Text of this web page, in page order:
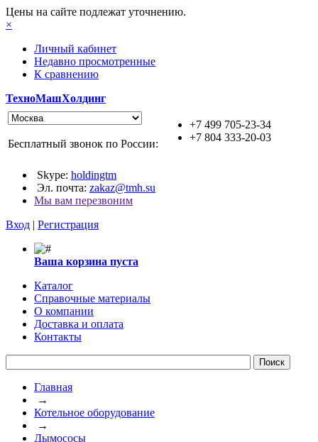
Цены на сайте подлежат уточнению.
×
Личный кабинет
Недавно просмотренные
К сравнению
ТехноМашХолдинг
+7 499 705-23-34
+7 804 333-20-03
Бесплатный звонок по России:
Skype: holdingtm
Эл. почта: zakaz@tmh.su
Мы вам перезвоним
Вход | Регистрация
Ваша корзина пуста
Каталог
Справочные материалы
О компании
Доставка и оплата
Контакты
Главная
→
Котельное оборудование
→
Дымососы